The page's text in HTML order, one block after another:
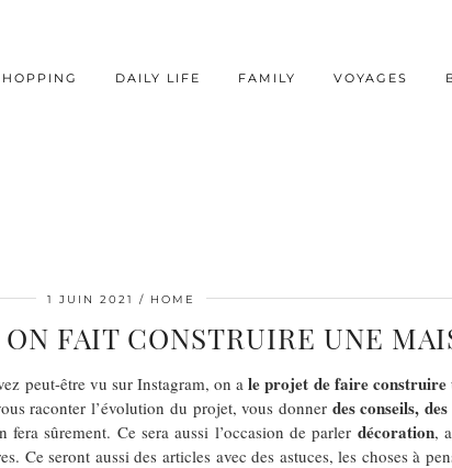
DAILY LIFE FAMILY VOYAGES
1 JUIN 2021 HOME
FAIT CONSTRUIRE UNE
peut-être vu sur Instagram, on ale projet de faire construire
raconter l’évolution du projet, vous donner des conseils,
sûrement. Ce sera aussi l’occasion de parler décoration,
Ce seront aussi des articles avec des astuces, les choses à